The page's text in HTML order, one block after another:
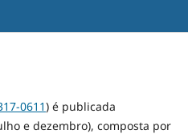
0611) é publicada
e dezembro), composta por